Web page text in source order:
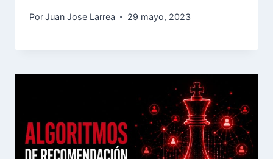
PorJuan Jose Larrea 29 mayo, 2023